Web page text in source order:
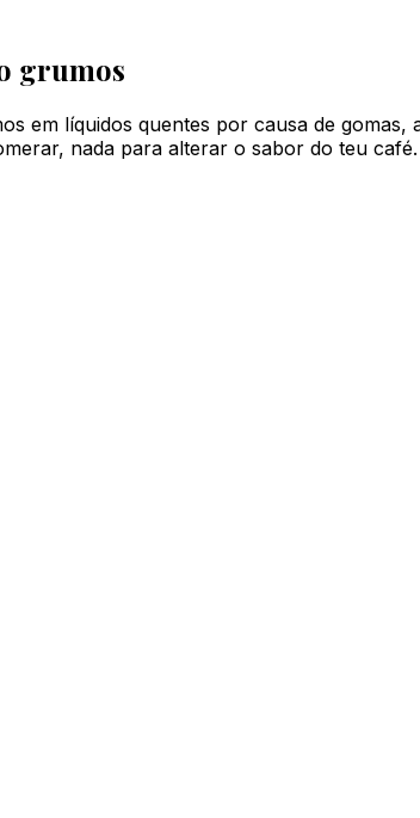
grumos
em líquidos quentes por causa de
nada para alterar o sabor do teu